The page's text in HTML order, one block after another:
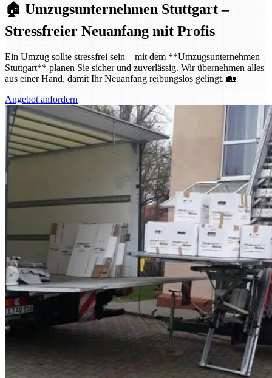
🏠 Umzugsunternehmen Stuttgart –
Stressfreier Neuanfang mit Profis
Ein Umzug sollte stressfrei sein – mit dem **Umzugsunternehmen
Stuttgart** planen Sie sicher und zuverlässig. Wir übernehmen alles
aus einer Hand, damit Ihr Neuanfang reibungslos gelingt. 🏡
Angebot anfordern